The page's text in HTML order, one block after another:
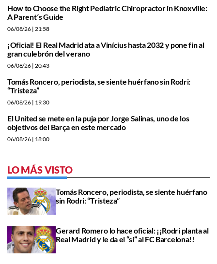
How to Choose the Right Pediatric Chiropractor in Knoxville:
A Parent´s Guide
06/08/26 | 21:58
¡Oficial! El Real Madrid ata a Vinícius hasta 2032 y pone fin al
gran culebrón del verano
06/08/26 | 20:43
Tomás Roncero, periodista, se siente huérfano sin Rodri:
“Tristeza”
06/08/26 | 19:30
El United se mete en la puja por Jorge Salinas, uno de los
objetivos del Barça en este mercado
06/08/26 | 18:00
LO MÁS VISTO
Tomás Roncero, periodista, se siente huérfano
sin Rodri: “Tristeza”
Gerard Romero lo hace oficial: ¡¡Rodri planta al
Real Madrid y le da el “sí” al FC Barcelona!!